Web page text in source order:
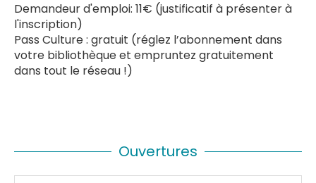
Demandeur d'emploi: 11€ (justificatif à présenter à
l'inscription)
Pass Culture : gratuit (réglez l’abonnement dans
votre bibliothèque et empruntez gratuitement
dans tout le réseau !)
Ouvertures